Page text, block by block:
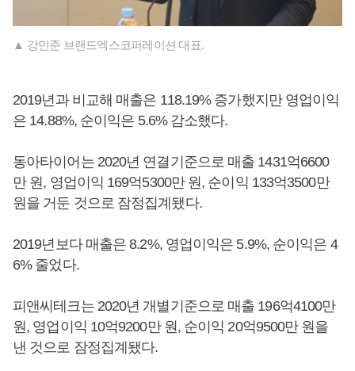
▲ 강민준 브랜드엑스코퍼레이션 대표.
2019년과 비교해 매출은 118.19% 증가했지만 영업이익
은 14.88%, 순이익은 5.6% 감소했다.
동아타이어는 2020년 연결기준으로 매출 1431억6600
만 원, 영업이익 169억5300만 원, 순이익 133억3500만
원을 거둔 것으로 잠정집계됐다.
2019년보다 매출은 8.2%, 영업이익은 5.9%, 순이익은 4
6% 줄었다.
피앤씨테크는 2020년 개별기준으로 매출 196억4100만
원, 영업이익 10억9200만 원, 순이익 20억9500만 원을
낸 것으로 잠정집계됐다.